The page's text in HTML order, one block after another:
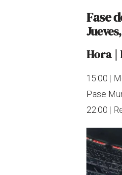
Fase
Hora |
15:00 |
Pase
22:00 |